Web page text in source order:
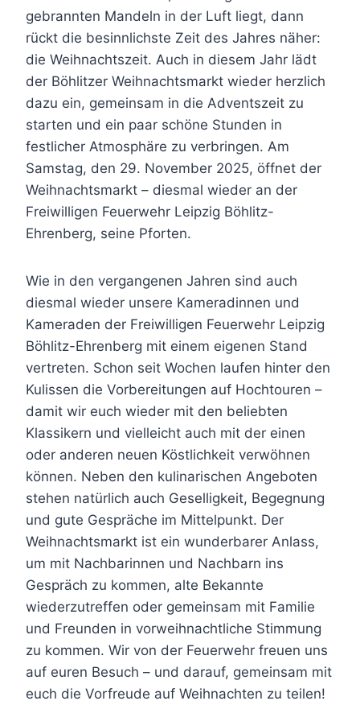
gebrannten Mandeln in der Luft liegt, dann
rückt die besinnlichste Zeit des Jahres näher:
die Weihnachtszeit. Auch in diesem Jahr lädt
der Böhlitzer Weihnachtsmarkt wieder herzlich
dazu ein, gemeinsam in die Adventszeit zu
starten und ein paar schöne Stunden in
festlicher Atmosphäre zu verbringen. Am
Samstag, den 29. November 2025, öffnet der
Weihnachtsmarkt – diesmal wieder an der
Freiwilligen Feuerwehr Leipzig Böhlitz-
Ehrenberg, seine Pforten.
Wie in den vergangenen Jahren sind auch
diesmal wieder unsere Kameradinnen und
Kameraden der Freiwilligen Feuerwehr Leipzig
Böhlitz-Ehrenberg mit einem eigenen Stand
vertreten. Schon seit Wochen laufen hinter den
Kulissen die Vorbereitungen auf Hochtouren –
damit wir euch wieder mit den beliebten
Klassikern und vielleicht auch mit der einen
oder anderen neuen Köstlichkeit verwöhnen
können. Neben den kulinarischen Angeboten
stehen natürlich auch Geselligkeit, Begegnung
und gute Gespräche im Mittelpunkt. Der
Weihnachtsmarkt ist ein wunderbarer Anlass,
um mit Nachbarinnen und Nachbarn ins
Gespräch zu kommen, alte Bekannte
wiederzutreffen oder gemeinsam mit Familie
und Freunden in vorweihnachtliche Stimmung
zu kommen. Wir von der Feuerwehr freuen uns
auf euren Besuch – und darauf, gemeinsam mit
euch die Vorfreude auf Weihnachten zu teilen!